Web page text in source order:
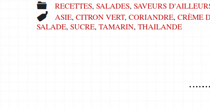
RECETTES, SALADES, SAVEURS
ASIE, CITRON VERT, CORIANDRE, CRÈME
SALADE, SUCRE, TAMARIN, THAILANDE